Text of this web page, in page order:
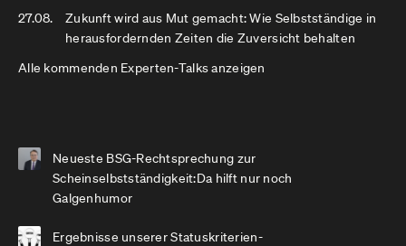
27.08.
Zukunft wird aus Mut gemacht: Wie Selbstständige in
herausfordernden Zeiten die Zuversicht behalten
Alle kommenden Experten-Talks anzeigen
Neueste BSG-Rechtsprechung zur
Scheinselbstständigkeit:Da hilft nur noch
Galgenhumor
Ergebnisse unserer Statuskriterien-